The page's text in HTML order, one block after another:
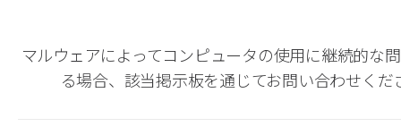
マルウェアによってコンピュータの使用に継続的な
る場合、該当掲示板を通じてお問い合わせくだ